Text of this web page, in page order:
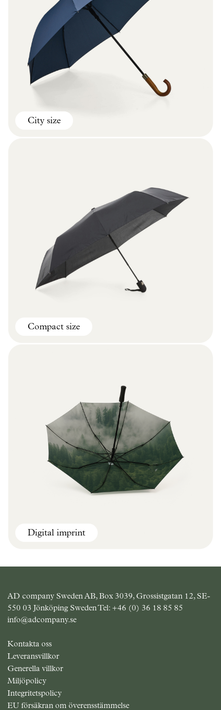
City size
Compact size
Digital imprint
AD company Sweden AB, Box 3039, Grossistgatan 12, SE-
550 03 Jönköping Sweden Tel: +46 (0) 36 18 85 85
info@adcompany.se
Kontakta oss
Leveransvillkor
Generella villkor
Miljöpolicy
Integritetspolicy
EU försäkran om överensstämmelse